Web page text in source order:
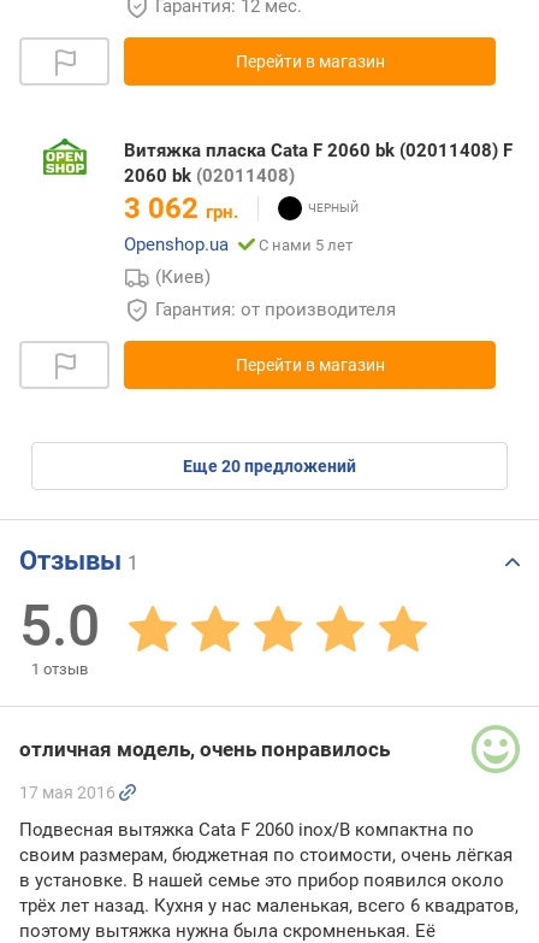
Гарантия: 12 мес.
Перейти в магазин
Витяжка пласка Cata F 2060 bk (02011408) F
2060 bk (02011408)
3 062 грн.
Openshop.ua
С нами 5 лет
(Киев)
Гарантия: от производителя
Перейти в магазин
eще20предложений
Отзывы 1
5.0
1 отзыв
отличная модель, очень понравилось
17 мая 2016
Подвесная вытяжка Cata F 2060 inox/B компактна по
своим размерам, бюджетная по стоимости, очень лёгкая
в установке. В нашей семье это прибор появился около
трёх лет назад. Кухня у нас маленькая, всего 6 квадратов,
поэтому вытяжка нужна была скромненькая. Её